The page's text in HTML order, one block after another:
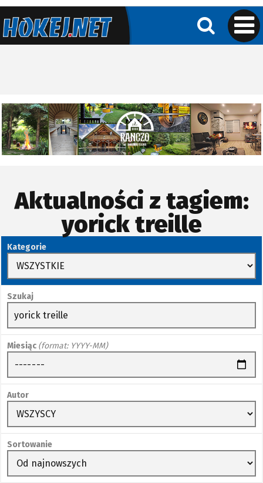
Aktualności z tagiem:
yorick treille
Kategorie
Szukaj
Miesiąc (format: YYYY-MM)
Autor
Sortowanie